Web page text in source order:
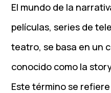
El mundo de la
películas, series de
teatro, se basa en un
conocido como la
Este término se